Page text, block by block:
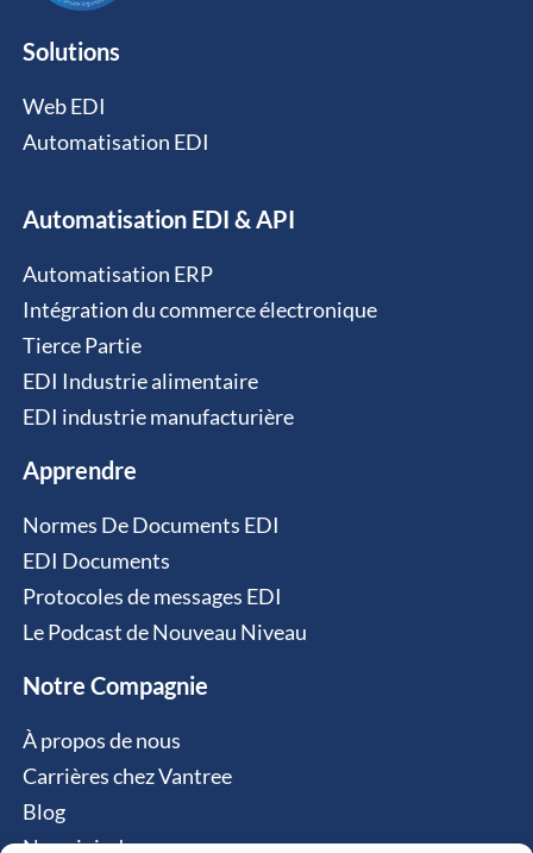
Solutions
Web EDI
Automatisation EDI
Automatisation EDI & API
Automatisation ERP
Intégration du commerce électronique
Tierce Partie
EDI Industrie alimentaire
EDI industrie manufacturière
Apprendre
Normes De Documents EDI
EDI Documents
Protocoles de messages EDI
Le Podcast de Nouveau Niveau
Notre Compagnie
À propos de nous
Carrières chez Vantree
Blog
Nous joindre